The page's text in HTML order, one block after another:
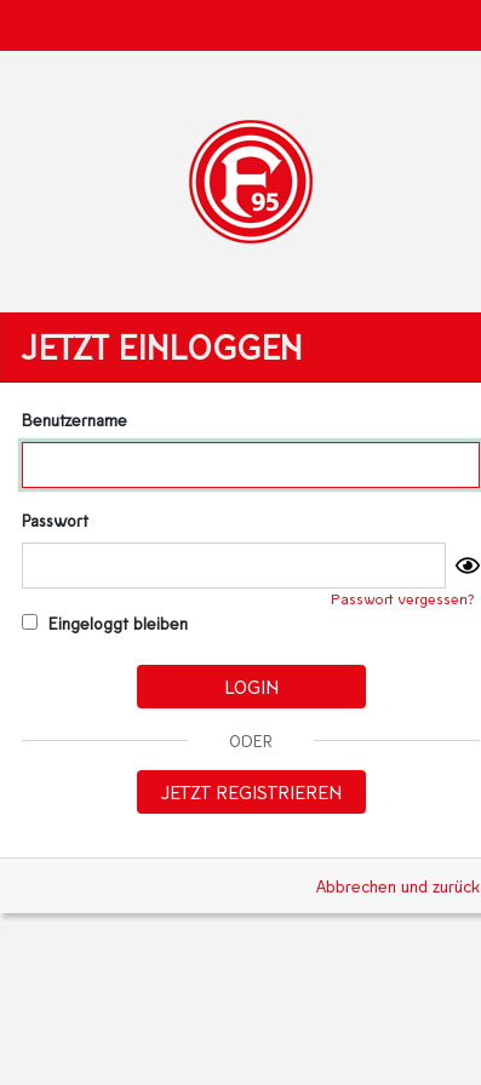
JETZT EINLOGGEN
Benutzername
Passwort
Passwort vergessen?
Eingeloggt bleiben
LOGIN
ODER
JETZT REGISTRIEREN
Abbrechen und zurück